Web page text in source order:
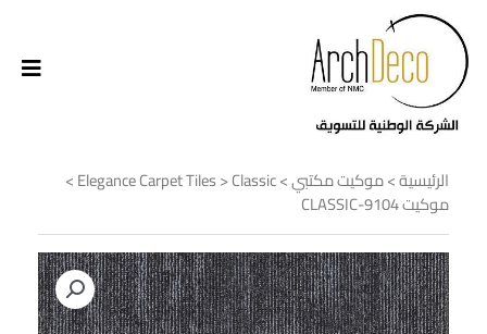
الرئيسية>موكيت مكتبي>
Elegance Carpet Tiles>Classic
>
موكيت CLASSIC-9104